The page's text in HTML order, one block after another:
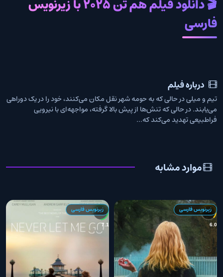
🎬 دانلود فیلم هم تن 2025 با زیرنویس
فارسی
درباره فیلم
تیم و میلی در حالی که به حومه‌ شهر نقل مکان می‌کنند، خود را در یک دوراهی
می‌یابند. در حالی که تنش‌ها از پیش بالا گرفته، مواجهه‌ای با نیرویی
فراطبیعی تهدید می‌کند که...
موارد مشابه
6.0
زیرنویس فارسی
7.1
زیرنویس فارسی